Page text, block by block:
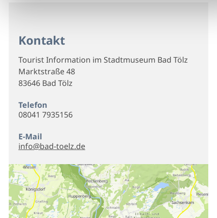
Kontakt
Tourist Information im Stadtmuseum Bad Tölz
Marktstraße 48
83646 Bad Tölz
Telefon
08041 7935156
E-Mail
info@bad-toelz.de